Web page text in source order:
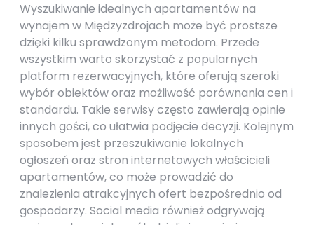
Wyszukiwanie idealnych apartamentów na
wynajem w Międzyzdrojach może być prostsze
dzięki kilku sprawdzonym metodom. Przede
wszystkim warto skorzystać z popularnych
platform rezerwacyjnych, które oferują szeroki
wybór obiektów oraz możliwość porównania cen i
standardu. Takie serwisy często zawierają opinie
innych gości, co ułatwia podjęcie decyzji. Kolejnym
sposobem jest przeszukiwanie lokalnych
ogłoszeń oraz stron internetowych właścicieli
apartamentów, co może prowadzić do
znalezienia atrakcyjnych ofert bezpośrednio od
gospodarzy. Social media również odgrywają